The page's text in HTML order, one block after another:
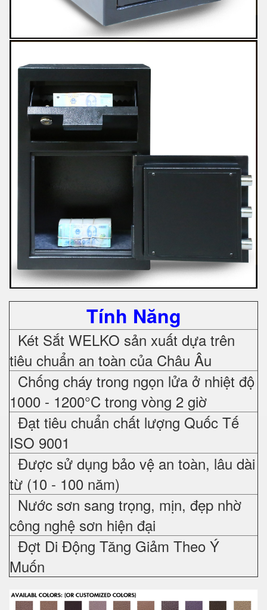
Tính Năng
Két Sắt WELKO sản xuất dựa trên
tiêu chuẩn an toàn của Châu Âu
Chống cháy trong ngọn lửa ở nhiệt độ
1000 - 1200°C trong vòng 2 giờ
Đạt tiêu chuẩn chất lượng Quốc Tế
ISO 9001
Được sử dụng bảo vệ an toàn, lâu dài
từ (10 - 100 năm)
Nước sơn sang trọng, mịn, đẹp nhờ
công nghệ sơn hiện đại
Đợt Di Động Tăng Giảm Theo Ý
Muốn